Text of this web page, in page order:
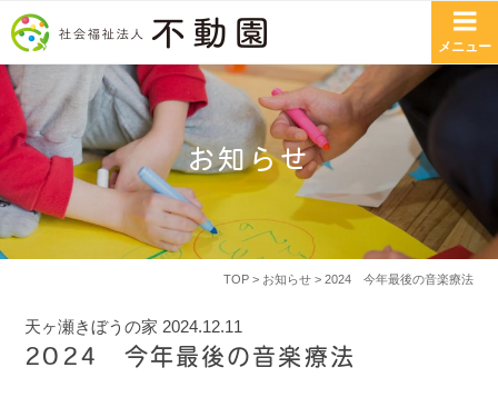
コンテンツへスキップ
お知らせ
メニュー
TOP> お知らせ> 2024 今年最後の音楽療法
天ヶ瀬きぼうの家 2024.12.11
2024 今年最後の音楽療法